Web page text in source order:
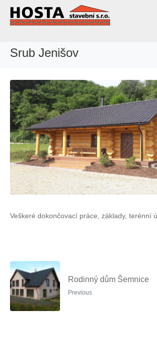
Srub Jenišov
Veškeré dokončovací práce, základy, terénní
Rodinný dům Šemnice
Previous